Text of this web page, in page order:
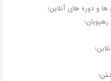
ها و دوره های آنلاین؛